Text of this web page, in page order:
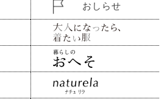
おしらせ